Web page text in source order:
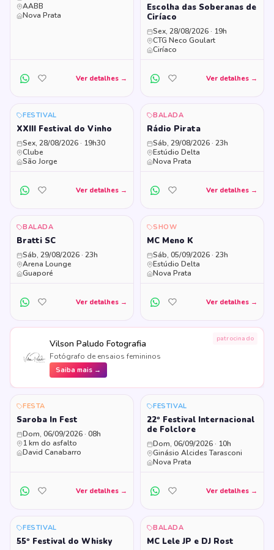
AABB
Nova Prata
Ver detalhes →
Escolha das Soberanas de
Ciríaco
Sex, 28/08/2026 · 19h
CTG Neco Goulart
Ciríaco
Ver detalhes →
FESTIVAL
XXIII Festival do Vinho
Sex, 28/08/2026 · 19h30
Clube
São Jorge
Ver detalhes →
BALADA
Rádio Pirata
Sáb, 29/08/2026 · 23h
Estúdio Delta
Nova Prata
Ver detalhes →
BALADA
Bratti SC
Sáb, 29/08/2026 · 23h
Arena Lounge
Guaporé
Ver detalhes →
SHOW
MC Meno K
Sáb, 05/09/2026 · 23h
Estúdio Delta
Nova Prata
Ver detalhes →
Vilson Paludo Fotografia
Fotógrafo de ensaios femininos
Saiba mais →
patrocinado
FESTA
Saroba In Fest
Dom, 06/09/2026 · 08h
1 km do asfalto
David Canabarro
Ver detalhes →
FESTIVAL
22º Festival Internacional
de Folclore
Dom, 06/09/2026 · 10h
Ginásio Alcides Tarasconi
Nova Prata
Ver detalhes →
FESTIVAL
55º Festival do Whisky
BALADA
MC Lele JP e DJ Rost